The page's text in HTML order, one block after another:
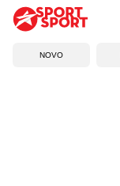
NOVO